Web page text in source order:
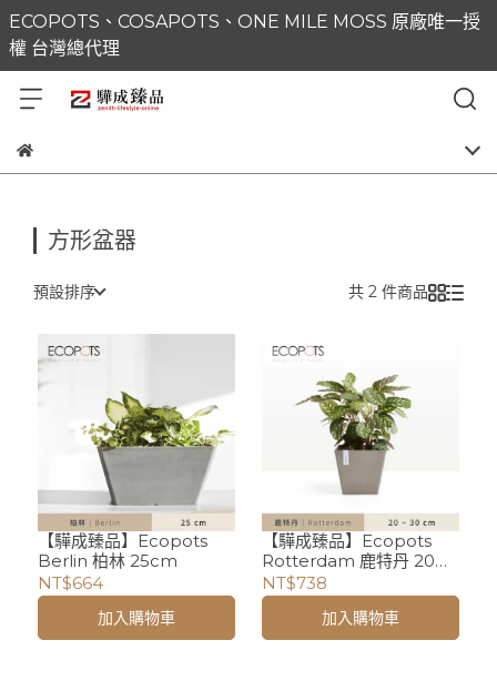
ECOPOTS、COSAPOTS、ONE MILE MOSS 原廠唯一授
權 台灣總代理
方形盆器
預設排序 共 2 件商品
【驊成臻品】Ecopots
Berlin 柏林 25cm
NT$664
加入購物車
【驊成臻品】Ecopots
Rotterdam 鹿特丹 20〜
30cm
NT$738
加入購物車